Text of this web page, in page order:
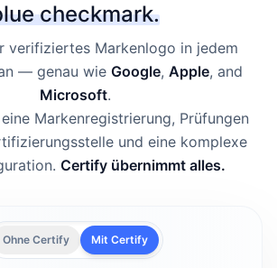
checkmark.
verifiziertes Markenlogo in jedem
— genau wie Google, Apple, and
Microsoft.
Markenregistrierung, Prüfungen
und eine komplexe
Certify übernimmt alles.
Ohne Certify Mit Certify